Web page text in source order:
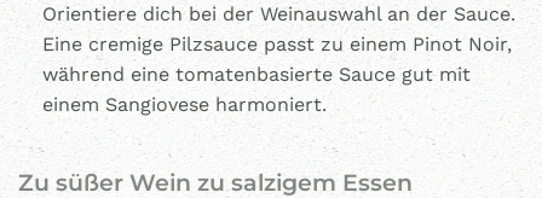
Orientiere dich bei der Weinauswahl an der Sauce.
Eine cremige Pilzsauce passt zu einem Pinot Noir,
während eine tomatenbasierte Sauce gut mit
einem Sangiovese harmoniert.
Zu süßer Wein zu salzigem Essen